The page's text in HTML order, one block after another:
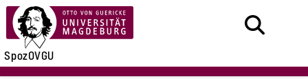
SpozOVGU